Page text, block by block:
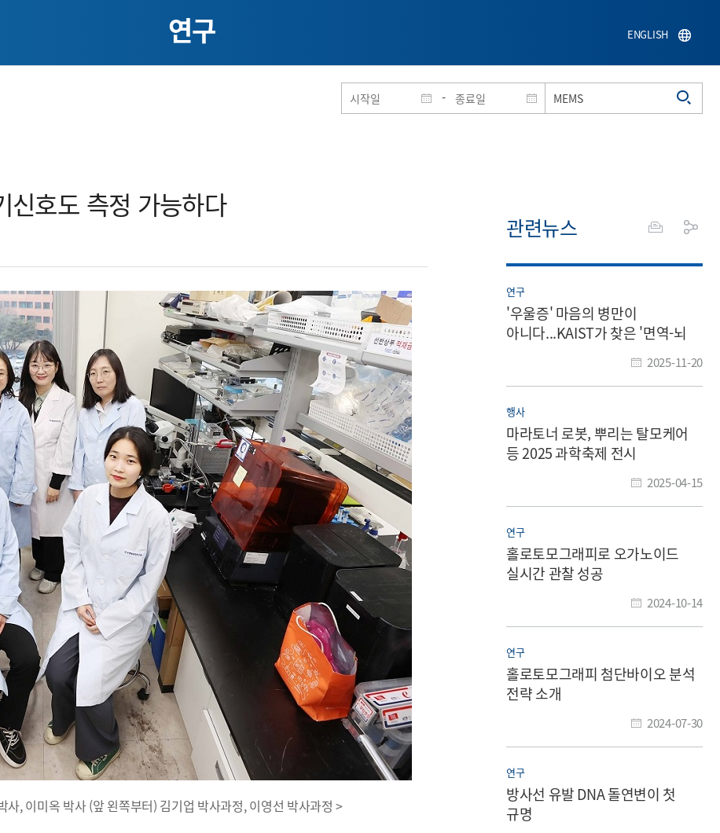
홈페이지 통합검색
-
ENGLISH
연구
신호도 측정 가능하다​
, 이미옥 박사 (앞 왼쪽부터) 김기업 박사과정, 이영선 박사과정 >
관련뉴스
연구
'우울증' 마음의 병만이
아니다...KAIST가 찾은 '면역-뇌
2025-11-20
행사
마라토너 로봇, 뿌리는 탈모케어
등 2025 과학축제 전시
2025-04-15
연구
홀로토모그래피로 오가노이드
실시간 관찰 성공
2024-10-14
연구
홀로토모그래피 첨단바이오 분석
전략 소개
2024-07-30
연구
방사선 유발 DNA 돌연변이 첫
규명